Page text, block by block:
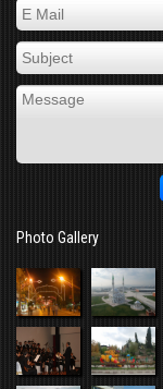
Photo Gallery